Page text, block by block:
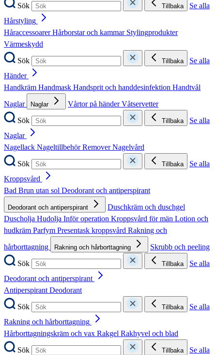
Sök
Tillbaka
Se alla
Hårstyling
HåraccessoarerHårborstar och kammar Stylingprodukter
Värmeskydd
Sök
Tillbaka
Se alla
Händer
Handkräm Handmask Handsprit och handdesinfektion Handtvål
Naglar
Naglar Vårtor på händerVåtservetter
Sök
Tillbaka
Se alla
Naglar
Nagellack NageltillbehörRemoverNagelvård
Sök
Tillbaka
Se alla
Kroppsvård
Bad Brun utan sol Deodorant och antiperspirant
Deodorant och antiperspirant
Duschkräm och duschgel
Duscholja Hudolja Inför operation Kroppsvård för män Lotion och
hudkräm Parfym Presentask kroppsvård Rakning och
hårborttagning
Rakning och hårborttagning
Skrubb och peeling
Sök
Tillbaka
Se alla
Deodorant och antiperspirant
AntiperspirantDeodorant
Sök
Tillbaka
Se alla
Rakning och hårborttagning
Hårborttagningskräm och vax Rakgel Rakhyvel och blad
Sök
Tillbaka
Se alla